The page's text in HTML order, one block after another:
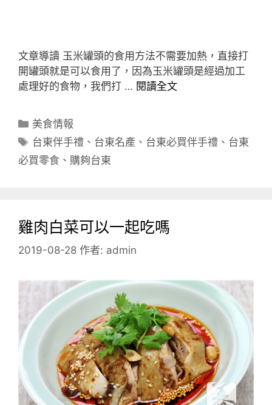
文章導讀 玉米罐頭的食用方法不需要加熱，直接打
開罐頭就是可以食用了，因為玉米罐頭是經過加工
處理好的食物，我們打 … 閱讀全文
分
類
美食情報
標
籤
台東伴手禮 、 台東名產 、 台東必買伴手禮 、 台東
必買零食 、 購夠台東
雞肉白菜可以一起吃嗎
2019-08-28 作者: admin